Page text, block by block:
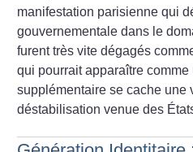
manifestation parisienne qui
gouvernementale dans le
furent très vite dégagés
qui pourrait apparaître comme
supplémentaire se cache une
déstabilisation venue des